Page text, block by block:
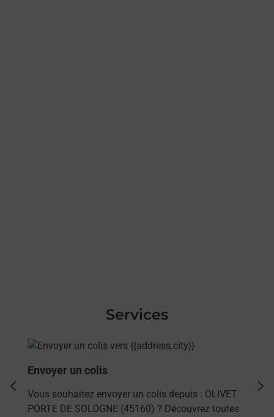
Services
En savoir plus
Envoyer un colis
Vous souhaitez envoyer un colis depuis : OLIVET
PORTE DE SOLOGNE (45160) ? Découvrez toutes